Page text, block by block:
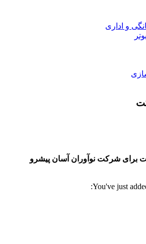
و اداری
برای شرکت نوآوران آسان پیشرو
You've just